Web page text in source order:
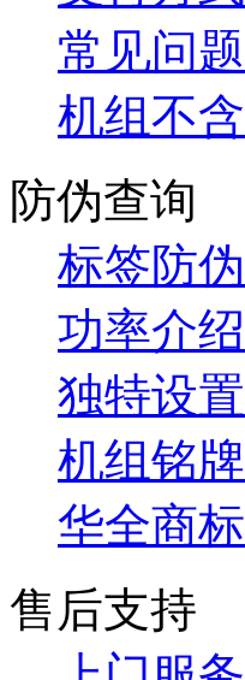
常见问题
机组不含
防伪查询
标签防伪
功率介绍
独特设置
机组铭牌
华全商标
售后支持